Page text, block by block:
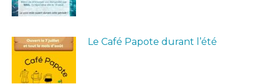
Le Café Papote durant l’été